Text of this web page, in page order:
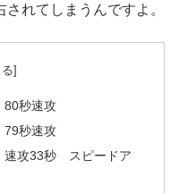
れてしまうんですよ。
秒速攻
秒速攻
攻33秒 スピードア